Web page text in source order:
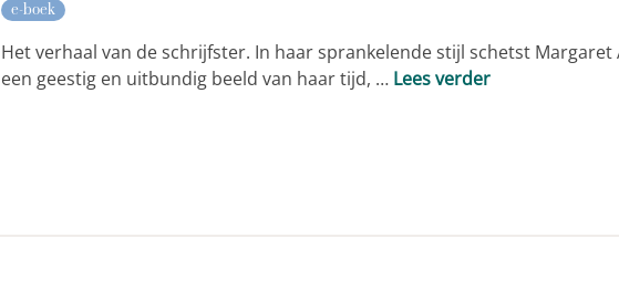
e-boek
Het verhaal van de schrijfster. In haar sprankelende stijl schetst Margaret
een geestig en uitbundig beeld van haar tijd, … Lees verder